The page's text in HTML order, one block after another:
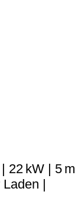
22 kW | 5 m
|